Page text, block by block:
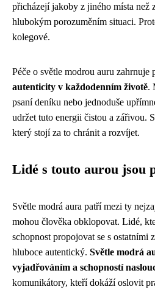
přicházejí jakoby z jiného místa než
hlubokým porozuměním situaci.
kolegové.
Péče o světle modrou auru zahrnuje
autenticity v každodenním životě.
psaní deníku nebo jednoduše
udržet tuto energii čistou a zářivou.
který stojí za to chránit a rozvíjet.
Lidé s touto aurou jsou
Světle modrá aura patří mezi ty
mohou člověka obklopovat. Lidé,
schopnost propojovat se s ostatními
hluboce autentický. Světle modrá
vyjadřováním a schopností
komunikátory, kteří dokáží oslovit